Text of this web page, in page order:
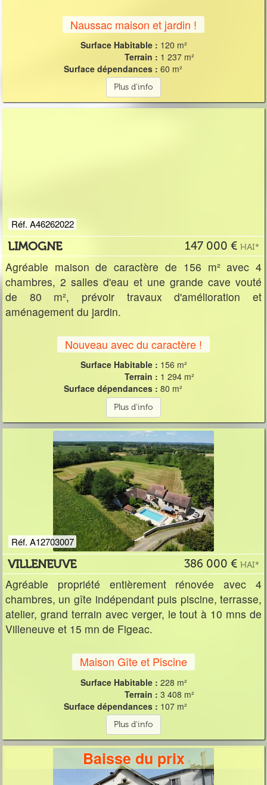
Naussac maison et jardin !
Surface Habitable : 120 m²
Terrain : 1 237 m²
Surface dépendances : 60 m²
Plus d'info
Réf. A46262022
LIMOGNE 147 000 € HAI*
Agréable maison de caractère de 156 m² avec 4
chambres, 2 salles d'eau et une grande cave vouté
de 80 m², prévoir travaux d'amélioration et
aménagement du jardin.
Nouveau avec du caractère !
Surface Habitable : 156 m²
Terrain : 1 294 m²
Surface dépendances : 80 m²
Plus d'info
Réf. A12703007
VILLENEUVE 386 000 € HAI*
Agréable propriété entièrement rénovée avec 4
chambres, un gîte indépendant puis piscine, terrasse,
atelier, grand terrain avec verger, le tout à 10 mns de
Villeneuve et 15 mn de Figeac.
Maison Gîte et Piscine
Surface Habitable : 228 m²
Terrain : 3 408 m²
Surface dépendances : 107 m²
Plus d'info
Baisse du prix